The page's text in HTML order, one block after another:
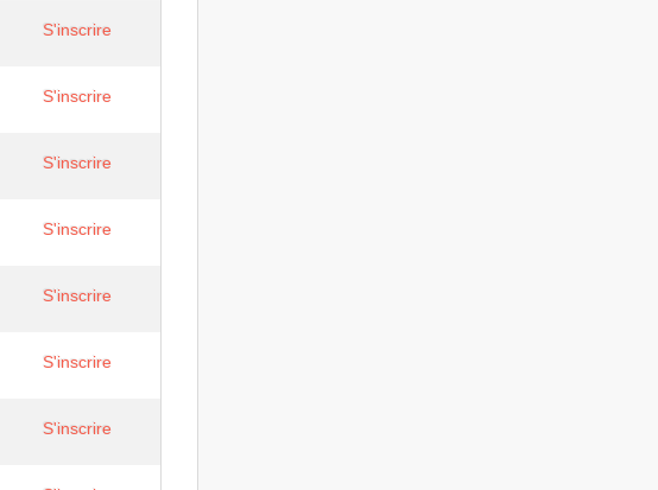
S'inscrire
S'inscrire
S'inscrire
S'inscrire
S'inscrire
S'inscrire
S'inscrire